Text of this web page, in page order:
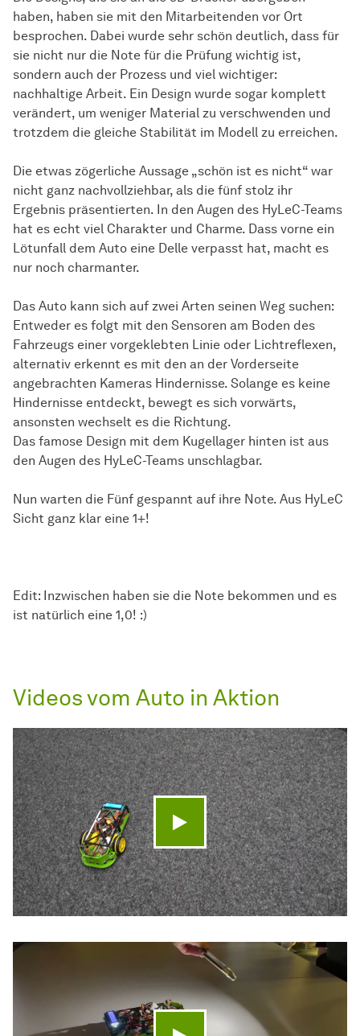
haben, haben sie mit den Mitarbeitenden vor Ort
besprochen. Dabei wurde sehr schön deutlich, dass für
sie nicht nur die Note für die Prüfung wichtig ist,
sondern auch der Prozess und viel wichtiger:
nachhaltige Arbeit. Ein Design wurde sogar komplett
verändert, um weniger Material zu verschwenden und
trotzdem die gleiche Stabilität im Modell zu erreichen.
Die etwas zögerliche Aussage „schön ist es nicht“ war
nicht ganz nachvollziehbar, als die fünf stolz ihr
Ergebnis präsentierten. In den Augen des HyLeC-Teams
hat es echt viel Charakter und Charme. Dass vorne ein
Lötunfall dem Auto eine Delle verpasst hat, macht es
nur noch charmanter.
Das Auto kann sich auf zwei Arten seinen Weg suchen:
Entweder es folgt mit den Sensoren am Boden des
Fahrzeugs einer vorgeklebten Linie oder Lichtreflexen,
alternativ erkennt es mit den an der Vorderseite
angebrachten Kameras Hindernisse. Solange es keine
Hindernisse entdeckt, bewegt es sich vorwärts,
ansonsten wechselt es die Richtung.
Das famose Design mit dem Kugellager hinten ist aus
den Augen des HyLeC-Teams unschlagbar.
Nun warten die Fünf gespannt auf ihre Note. Aus HyLeC
Sicht ganz klar eine 1+!
Edit: Inzwischen haben sie die Note bekommen und es
ist natürlich eine 1,0! :)
Videos vom Auto in Aktion
Video abspielen